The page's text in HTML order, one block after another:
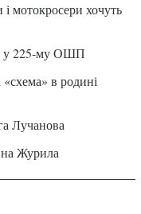
мотокросери хочуть
у 225-му ОШП
в родині
Лучанова
Журила